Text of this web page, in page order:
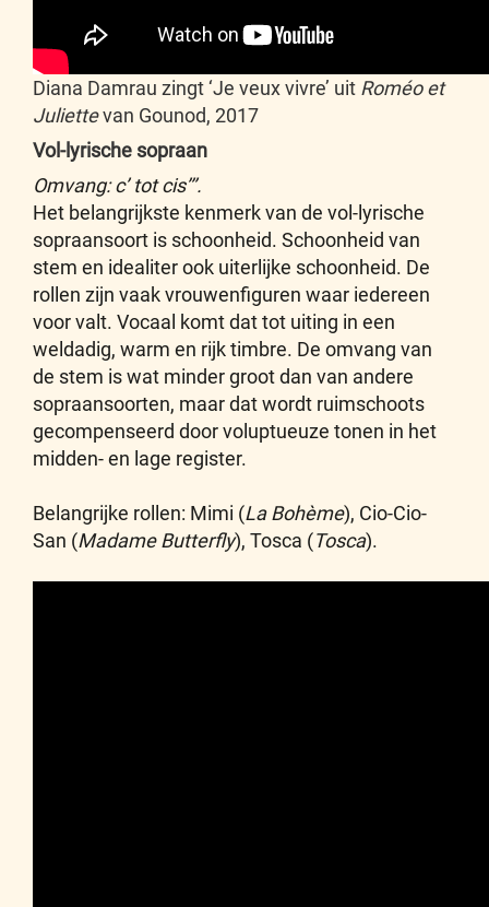
Diana Damrau zingt ‘Je veux vivre’ uit Roméo et
Juliettevan Gounod, 2017
Vol-lyrische sopraan
Omvang: c’ tot cis’’’.
Het belangrijkste kenmerk van de vol-lyrische
sopraansoort is schoonheid. Schoonheid van
stem en idealiter ook uiterlijke schoonheid. De
rollen zijn vaak vrouwenfiguren waar iedereen
voor valt. Vocaal komt dat tot uiting in een
weldadig, warm en rijk timbre. De omvang van
de stem is wat minder groot dan van andere
sopraansoorten, maar dat wordt ruimschoots
gecompenseerd door voluptueuze tonen in het
midden- en lage register.
Belangrijke rollen: Mimi (La Bohème), Cio-Cio-
San (Madame Butterfly), Tosca (Tosca).